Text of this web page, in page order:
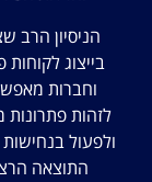
הניסיון הרב
בייצוג לקוחות
וחברות
לזהות פתרונות
ולפעול
התוצאה